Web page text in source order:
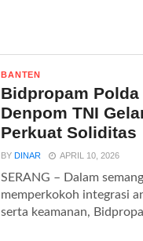
BANTEN
Bidpropam
Denpom TNI
Perkuat Soliditas
BYDINAR APRIL 10, 2026
SERANG – Dalam
memperkokoh integrasi
serta keamanan,